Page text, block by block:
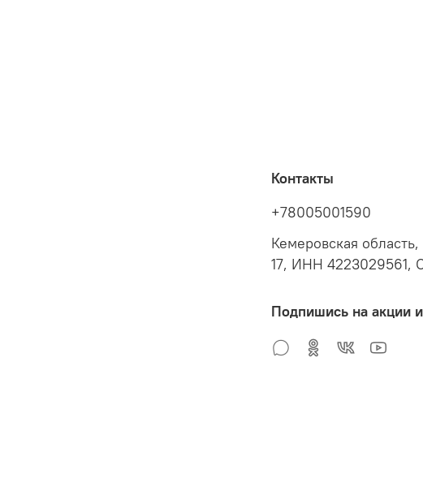
Контакты
+78005001590
Кемеровская
17, ИНН 4223029561,
Подпишись на акции